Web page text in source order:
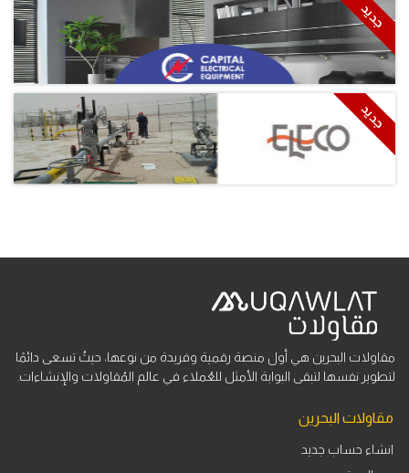
جديد
جديد
مقاولات البحرين هي أول منصة رقمية وفريدة من نوعها، حيثُ تسعى دائمًا
لتطوير نفسها لتبقى البوابة الأمثل للعُملاء في عالم المُقاولات والإنشاءات.
مقاولات البحرين
انشاء حساب جديد